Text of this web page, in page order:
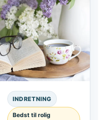
INDRETNING
Bedst til rolig